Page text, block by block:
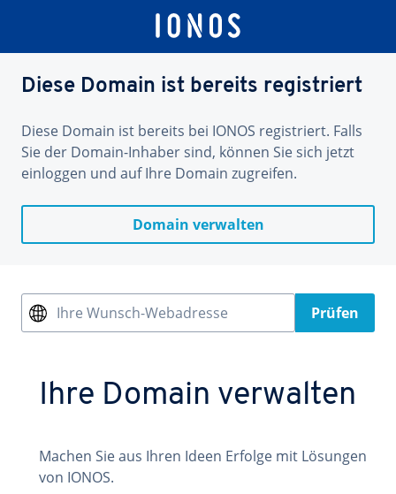
Diese Domain ist bereits registriert
Diese Domain ist bereits bei IONOS registriert. Falls
Sie der Domain-Inhaber sind, können Sie sich jetzt
einloggen und auf Ihre Domain zugreifen.
Domain verwalten
Ihre Wunsch-Webadresse Prüfen
Ihre Domain verwalten
Machen Sie aus Ihren Ideen Erfolge mit Lösungen
von IONOS.